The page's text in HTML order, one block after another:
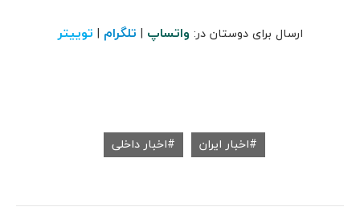
ارسال برای دوستان در: واتساپ | تلگرام | توییتر
اخبار ایران اخبار داخلی